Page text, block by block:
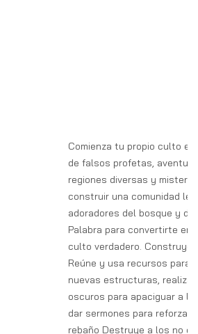
Comienza tu propio culto
de falsos profetas,
regiones diversas y
construir una comunidad
adoradores del bosque y
Palabra para convertirte en
culto verdadero. Construye
Reúne y usa recursos para
nuevas estructuras,
oscuros para apaciguar a
dar sermones para reforzar
rebaño Destruye a los no